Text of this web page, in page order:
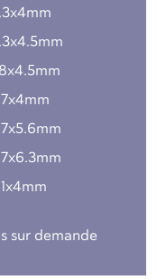
sur demande